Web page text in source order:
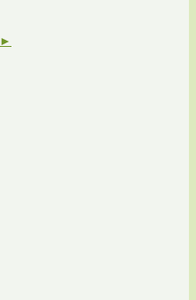
►